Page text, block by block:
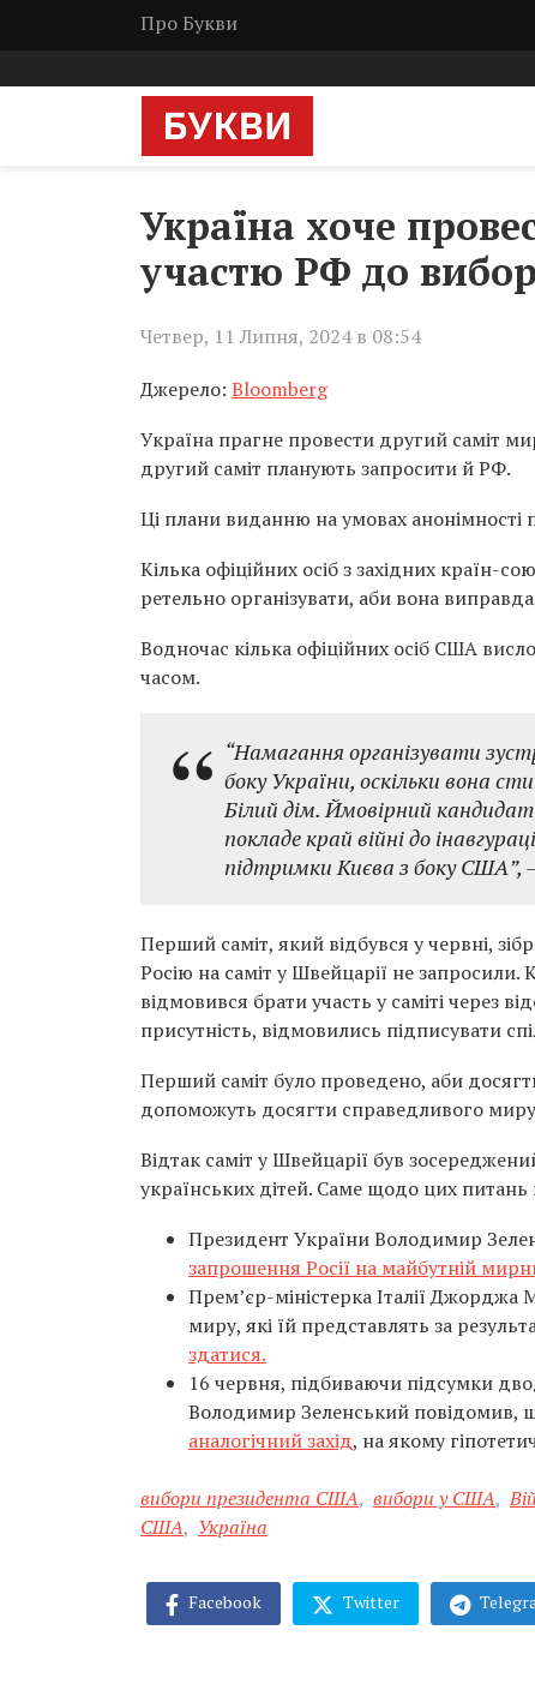
Про Букви
Україна хоче
участю РФ до
Четвер, 11 Липня, 2024 в 08:54
Джерело: Bloomberg
Україна прагне провести другий саміт
другий саміт планують запросити й РФ.
Ці плани виданню на умовах анонімності
Кілька офіційних осіб з західних країн-
ретельно організувати, аби вона
Водночас кілька офіційних осіб США
часом.
“Намагання організувати
боку України, оскільки вона
Білий дім. Ймовірний кандидат
покладе край війні до
підтримки Києва з боку США”,
Перший саміт, який відбувся у червні,
Росію на саміт у Швейцарії не запросили.
відмовився брати участь у саміті через
присутність, відмовились підписувати
Перший саміт було проведено, аби
допоможуть досягти справедливого
Відтак саміт у Швейцарії був
українських дітей. Саме щодо цих
Президент України Володимир
запрошення Росії на майбутній
Прем’єр-міністерка Італії
миру, які їй представлять за
здатися.
16 червня, підбиваючи підсумки
Володимир Зеленський повідомив,
аналогічний захід, на якому
вибори президента США, вибори у США,
США, Україна
Facebook Twitter